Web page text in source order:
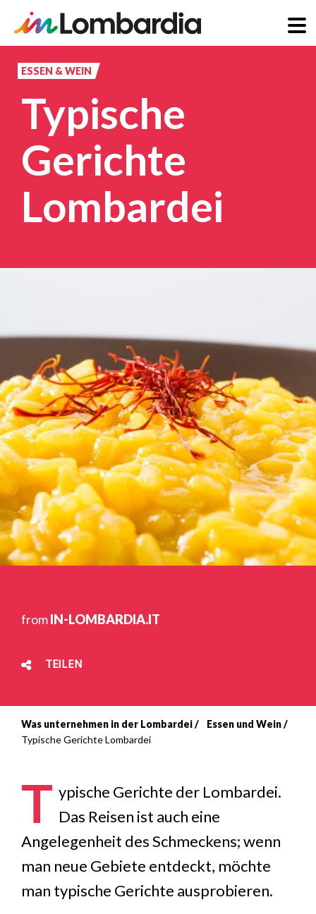
zumESSEN & WEIN
Typische
Gerichte
Lombardei
fromIN-LOMBARDIA.IT
TEILEN
Breadcrumb
Was unternehmen in der Lombardei
Essen und Wein
Typische Gerichte Lombardei
T ypische Gerichte der Lombardei.
Das Reisen ist auch eine
Angelegenheit des Schmeckens; wenn
man neue Gebiete entdeckt, möchte
man typische Gerichte ausprobieren.